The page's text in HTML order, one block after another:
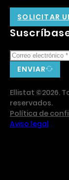
ENVIAR
SOLICITAR
Ellistat ©2026.
reservados.
Política de
Aviso legal